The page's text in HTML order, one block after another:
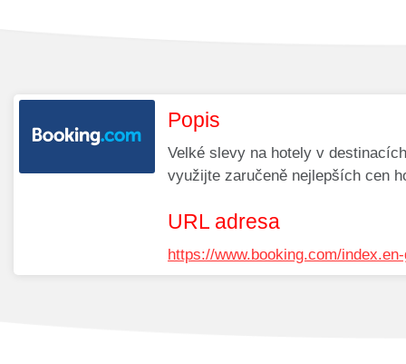
Popis
Velké slevy na hotely v
využijte zaručeně nejlepších cen
URL adresa
https://www.booking.com/